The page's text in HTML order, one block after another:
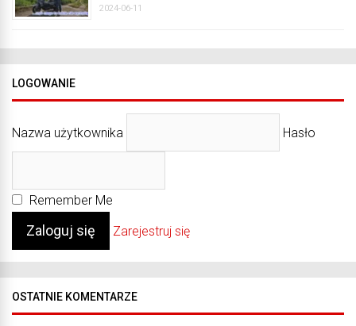
2024-06-11
LOGOWANIE
Nazwa użytkownika Hasło
Remember Me
Zarejestruj się
OSTATNIE KOMENTARZE